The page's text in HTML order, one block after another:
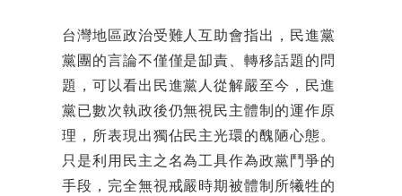
台灣地區政治受難人互助會指出，民進黨
黨團的言論不僅僅是缷責、轉移話題的問
題，可以看出民進黨人從解嚴至今，民進
黨已數次執政後仍無視民主體制的運作原
理，所表現出獨佔民主光環的醜陋心態。
只是利用民主之名為工具作為政黨鬥爭的
手段，完全無視戒嚴時期被體制所犧牲的